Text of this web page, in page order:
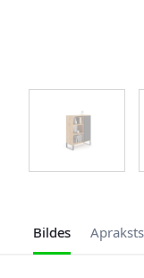
Bildes Apraksts